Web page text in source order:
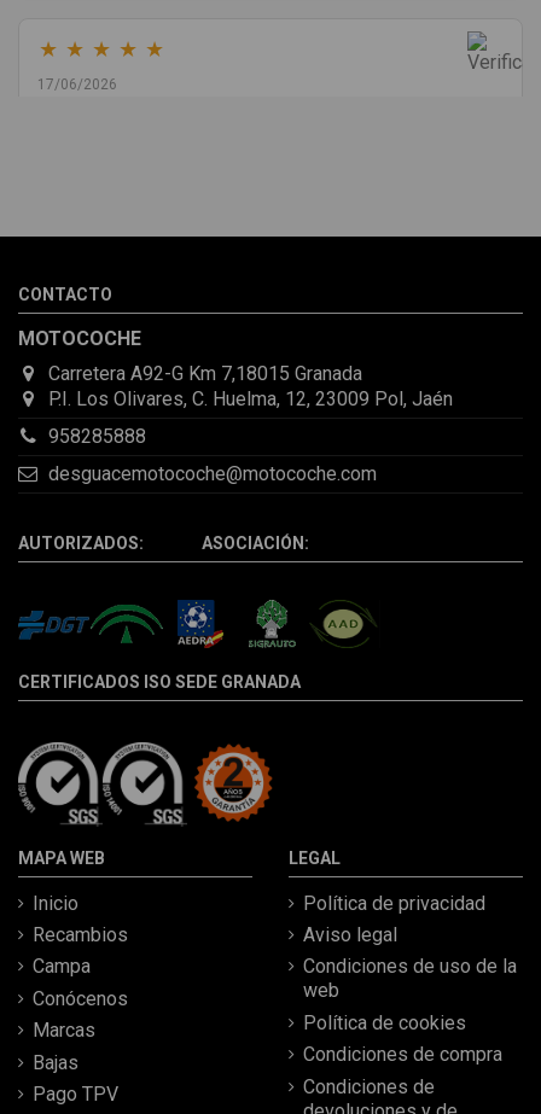
★ ★ ★ ★ ★
17/06/2026
la pieza llegó correcta y bien embalada, además de llegarme 2
CONTACTO
MOTOCOCHE
Carretera A92-G Km 7,18015 Granada
P.I. Los Olivares, C. Huelma, 12, 23009 Pol, Jaén
958285888
desguacemotocoche@motocoche.com
AUTORIZADOS: ASOCIACIÓN:
CERTIFICADOS ISO SEDE GRANADA
MAPA WEB
Inicio
Recambios
Campa
Conócenos
Marcas
Bajas
Pago TPV
LEGAL
Política de privacidad
Aviso legal
Condiciones de uso de la
web
Política de cookies
Condiciones de compra
Condiciones de